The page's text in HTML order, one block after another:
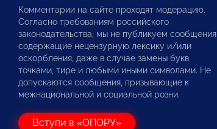
Комментарии на сайте проходят модерацию.
Согласно требованиям российского
законодательства, мы не публикуем сообщения,
содержащие нецензурную лексику и/или
оскорбления, даже в случае замены букв
точками, тире и любыми иными символами. Не
допускаются сообщения, призывающие к
межнациональной и социальной розни.
Вступи в «ОПОРУ»